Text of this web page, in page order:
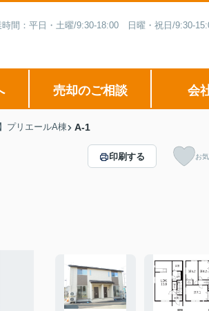
時間：平日・土曜/9:30-18:00 日曜・祝日/9:30-
売却のご相談 会
プリエールA棟 A-1
印刷する お